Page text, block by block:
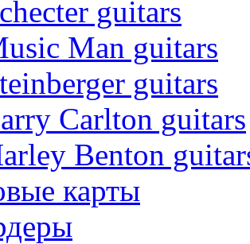
guitars
Man guitars
guitars
Carlton guitars
Benton
карты